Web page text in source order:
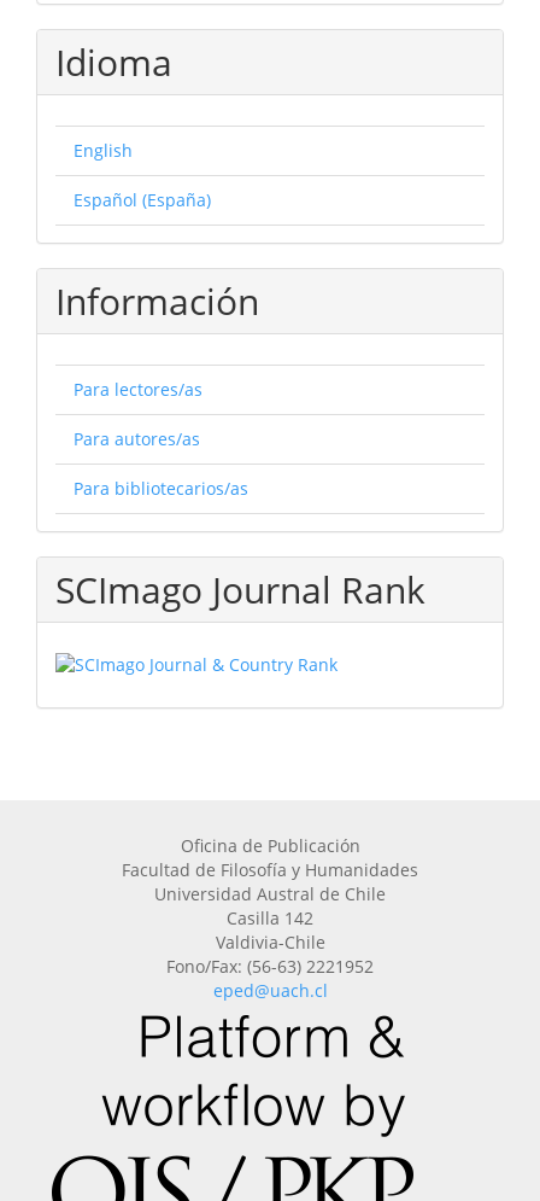
Idioma
English
Español (España)
Información
Para lectores/as
Para autores/as
Para bibliotecarios/as
SCImago Journal Rank
Oficina de Publicación
Facultad de Filosofía y Humanidades
Universidad Austral de Chile
Casilla 142
Valdivia-Chile
Fono/Fax: (56-63) 2221952
eped@uach.cl